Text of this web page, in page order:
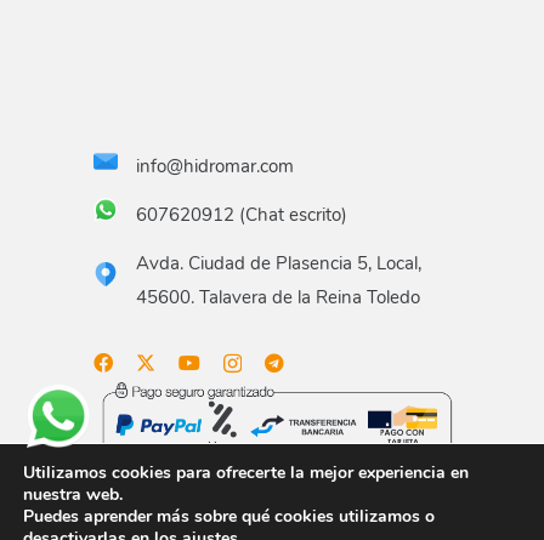
info@hidromar.com
607620912 (Chat escrito)
Avda. Ciudad de Plasencia 5, Local,
45600. Talavera de la Reina Toledo
Aviso legal Términos y condiciones Política de
Utilizamos cookies para ofrecerte la mejor experiencia en
nuestra web.
Puedes aprender más sobre qué cookies utilizamos o